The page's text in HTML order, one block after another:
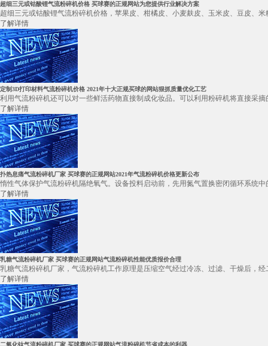
超细三元或钴酸锂气流粉碎机价格 买球赛的正规网站为您提供行业解决方案
超细三元或钴酸锂气流粉碎机价格，苹果皮、柑橘皮、小麦麸皮、玉米皮、豆皮、
了解详情
定制3D打印材料气流粉碎机价格 2021年十大正规买球的网站狠抓质量优化工艺
利用气流粉碎机还可以对一些鲜活药物直接制成化妆品。可以利用粉碎机将直接采
了解详情
扑热息痛气流粉碎机厂家 买球赛的正规网站2021年气流粉碎机价格更新公布
惰性气体保护气流粉碎机隔绝氧气。设备投料启动前，先用氮气置换密闭循环系统
了解详情
乳糖气流粉碎机厂家 买球赛的正规网站气流粉碎机性能优质报价合理
乳糖气流粉碎机厂家，气流粉碎机工作原理是压缩空气经过冷冻、过滤、干燥后，
了解详情
二氧化钛气流粉碎机厂家 买球赛的正规网站气流粉碎机节省成本的利器